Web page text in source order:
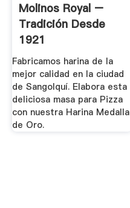
Molinos Royal –
Tradición Desde
1921
Fabricamos harina de la
mejor calidad en la ciudad
de Sangolquí. Elabora esta
deliciosa masa para Pizza
con nuestra Harina Medalla
de Oro.